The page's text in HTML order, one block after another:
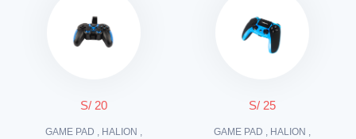
S/ 20
GAME PAD , HALION ,
S/ 25
GAME PAD , HALION ,